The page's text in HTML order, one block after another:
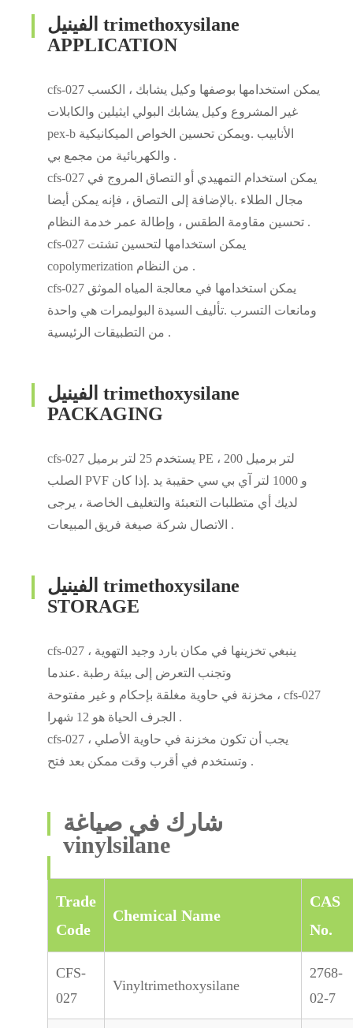
الفينيل trimethoxysilane
APPLICATION
cfs-027 يمكن استخدامها بوصفها وكيل يشابك ، الكسب
غير المشروع وكيل يشابك البولي ايثيلين والكابلات
pex-b الأنابيب .ويمكن تحسين الخواص الميكانيكية
والكهربائية من مجمع بي .
cfs-027 يمكن استخدام التمهيدي أو التصاق المروج في
مجال الطلاء .بالإضافة إلى التصاق ، فإنه يمكن أيضا
تحسين مقاومة الطقس ، وإطالة عمر خدمة النظام .
cfs-027 يمكن استخدامها لتحسين تشتت
copolymerization من النظام .
cfs-027 يمكن استخدامها في معالجة المياه الموثق
ومانعات التسرب .تأليف السيدة البوليمرات هي واحدة
من التطبيقات الرئيسية .
الفينيل trimethoxysilane
PACKAGING
cfs-027 يستخدم 25 لتر برميل PE ، 200 لتر برميل
الصلب PVF و 1000 لتر آي بي سي حقيبة يد .إذا كان
لديك أي متطلبات التعبئة والتغليف الخاصة ، يرجى
الاتصال شركة صيغة فريق المبيعات .
الفينيل trimethoxysilane
STORAGE
cfs-027 ينبغي تخزينها في مكان بارد وجيد التهوية ،
وتجنب التعرض إلى بيئة رطبة .عندما
مخزنة في حاوية مغلقة بإحكام و غير مفتوحة ، cfs-027
الجرف الحياة هو 12 شهرا .
cfs-027 يجب أن تكون مخزنة في حاوية الأصلي ،
وتستخدم في أقرب وقت ممكن بعد فتح .
شارك في صياغة
vinylsilane
Trade
Code
Chemical Name
CAS
No.
CFS-
027
Vinyltrimethoxysilane
2768-
02-7